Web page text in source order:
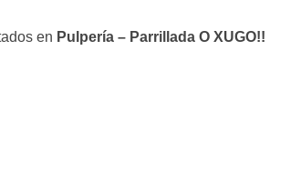
en Pulpería – Parrillada O XUGO!!